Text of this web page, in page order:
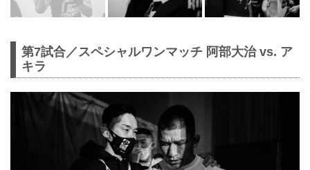
第7試合／スペシャルワンマッチ 阿部大治 vs. ア
キラ